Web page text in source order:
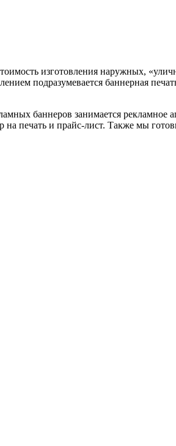
изготовления наружных,
подразумевается баннерная
баннеров занимается
печать и прайс-лист. Также мы